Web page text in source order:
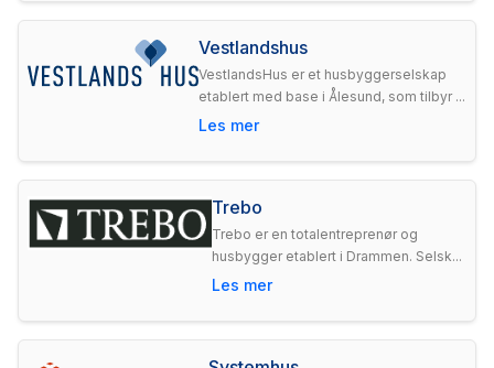
Vestlandshus
VestlandsHus er et husbyggerselskap
etablert med base i Ålesund, som tilbyr ...
Les mer
Trebo
Trebo er en totalentreprenør og
husbygger etablert i Drammen. Selsk...
Les mer